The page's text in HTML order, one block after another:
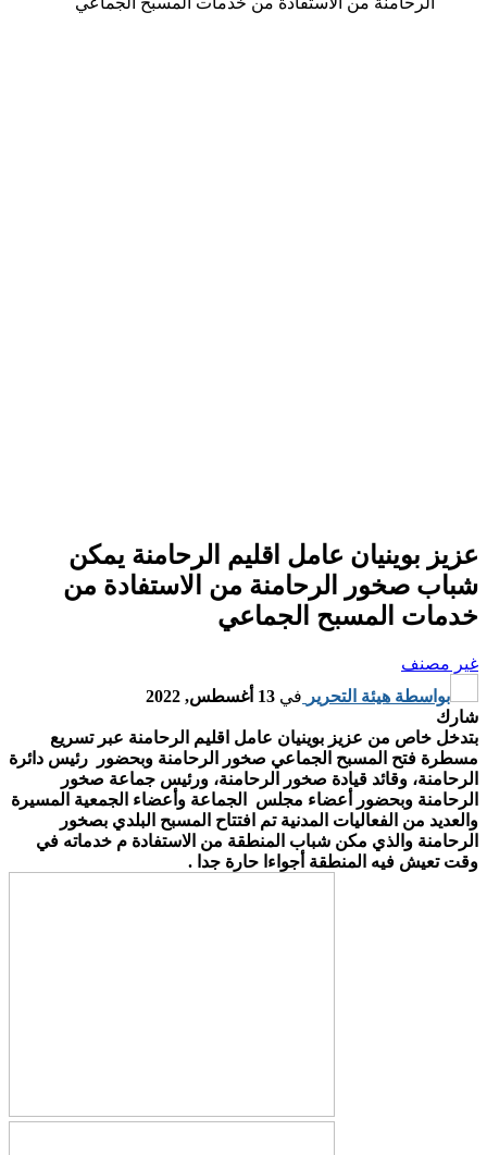
عزيز بوينيان عامل اقليم الرحامنة يمكن
شباب صخور الرحامنة من الاستفادة من
خدمات المسبح الجماعي
غير مصنف
بواسطة هيئة التحرير في 13 أغسطس, 2022
شارك
بتدخل خاص من عزيز بوينيان عامل اقليم الرحامنة عبر تسريع
مسطرة فتح المسبح الجماعي صخور الرحامنة وبحضور رئيس دائرة
الرحامنة، وقائد قيادة صخور الرحامنة، ورئيس جماعة صخور
الرحامنة وبحضور أعضاء مجلس الجماعة وأعضاء الجمعية المسيرة
والعديد من الفعاليات المدنية تم افتتاح المسبح البلدي بصخور
الرحامنة والذي مكن شباب المنطقة من الاستفادة م خدماته في
وقت تعيش فيه المنطقة أجواءا حارة جدا .